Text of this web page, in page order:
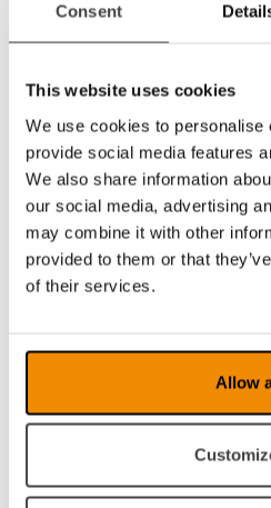
Consent
This website uses cookies
We use cookies to personalise
provide social media features
We also share information
our social media, advertising
may combine it with other
provided to them or that
of their services.
Allow
Materialien in
Elektronik sowie ein
Dank der hochwertigen
und Verarbeitung ist das
wie langlebig. MagniLink
konzipiert, dass es nicht
sondern sich auch gut
Bildschirmdiagonale von
für Menschen mit
Blendschutzoberfläche,